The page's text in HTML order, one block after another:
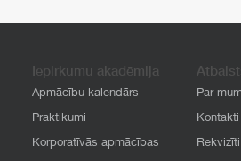
Iepirkumu akadēmija
Apmācību kalendārs
Praktikumi
Korporatīvās apmācības
Par
Kontakti
Rekvizīti